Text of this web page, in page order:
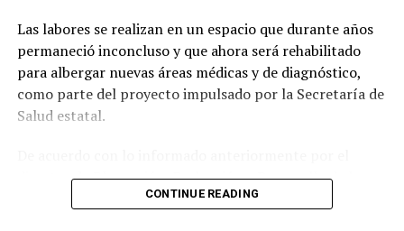
Las labores se realizan en un espacio que durante años
permaneció inconcluso y que ahora será rehabilitado
para albergar nuevas áreas médicas y de diagnóstico,
como parte del proyecto impulsado por la Secretaría de
Salud estatal.
director de Planeación, Evaluación y Desarrollo de la
dependencia, Alberto Martínez Bailón, la ampliación
CONTINUE READING